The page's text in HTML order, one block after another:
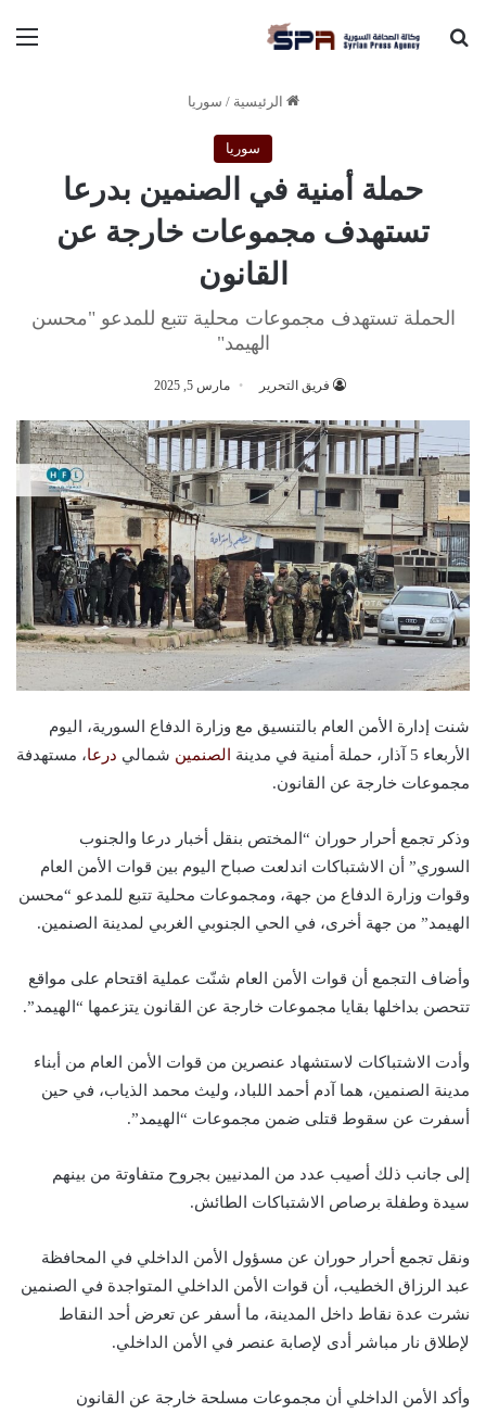
بحث عن
الرئيسية / سوريا
سوريا
حملة أمنية في الصنمين بدرعا
تستهدف مجموعات خارجة عن
القانون
الحملة تستهدف مجموعات محلية تتبع للمدعو "محسن
الهيمد"
فريق التحرير مارس 5, 2025
شنت إدارة الأمن العام بالتنسيق مع وزارة الدفاع السورية، اليوم
الأربعاء 5 آذار، حملة أمنية في مدينة
الصنمين شمالي درعا، مستهدفة
مجموعات خارجة عن القانون.
وذكر تجمع أحرار حوران “المختص بنقل أخبار درعا والجنوب
السوري” أن الاشتباكات اندلعت صباح اليوم بين قوات الأمن العام
وقوات وزارة الدفاع من جهة، ومجموعات محلية تتبع للمدعو “محسن
الهيمد” من جهة أخرى، في الحي الجنوبي الغربي لمدينة الصنمين.
وأضاف التجمع أن قوات الأمن العام شنّت عملية اقتحام على مواقع
تتحصن بداخلها بقايا مجموعات خارجة عن القانون يتزعمها “الهيمد”.
وأدت الاشتباكات لاستشهاد عنصرين من قوات الأمن العام من أبناء
مدينة الصنمين، هما آدم أحمد اللباد، وليث محمد الذياب، في حين
أسفرت عن سقوط قتلى ضمن مجموعات “الهيمد”.
إلى جانب ذلك أصيب عدد من المدنيين بجروح متفاوتة من بينهم
سيدة وطفلة برصاص الاشتباكات الطائش.
ونقل تجمع أحرار حوران عن مسؤول الأمن الداخلي في المحافظة
عبد الرزاق الخطيب، أن قوات الأمن الداخلي المتواجدة في الصنمين
نشرت عدة نقاط داخل المدينة، ما أسفر عن تعرض أحد النقاط
لإطلاق نار مباشر أدى لإصابة عنصر في الأمن الداخلي.
وأكد الأمن الداخلي أن مجموعات مسلحة خارجة عن القانون